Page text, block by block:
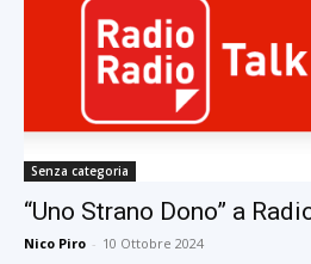
Senza categoria
“Uno Strano Dono” a
Nico Piro - 10 Ottobre 2024